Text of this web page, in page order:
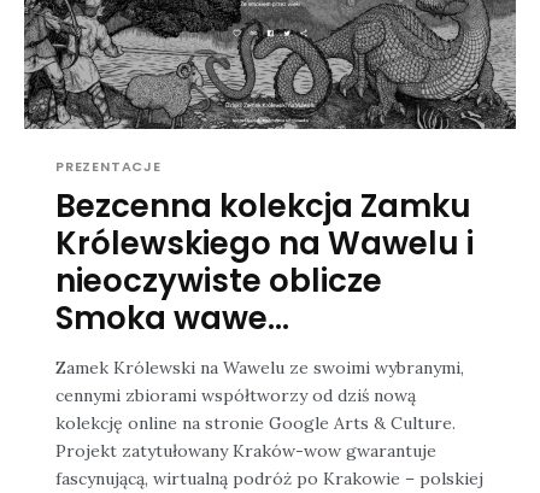
PREZENTACJE
Bezcenna kolekcja Zamku
Królewskiego na Wawelu i
nieoczywiste oblicze
Smoka wawe...
Zamek Królewski na Wawelu ze swoimi wybranymi,
cennymi zbiorami współtworzy od dziś nową
kolekcję online na stronie Google Arts & Culture.
Projekt zatytułowany Kraków-wow gwarantuje
fascynującą, wirtualną podróż po Krakowie – polskiej